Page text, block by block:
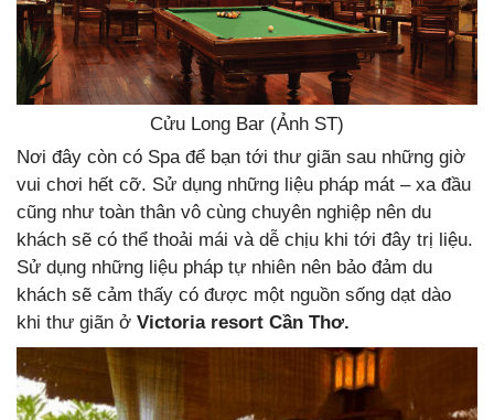
Cửu Long Bar (Ảnh ST)
Nơi đây còn có Spa để bạn tới thư giãn sau những giờ
vui chơi hết cỡ. Sử dụng những liệu pháp mát – xa đầu
cũng như toàn thân vô cùng chuyên nghiệp nên du
khách sẽ có thể thoải mái và dễ chịu khi tới đây trị liệu.
Sử dụng những liệu pháp tự nhiên nên bảo đảm du
khách sẽ cảm thấy có được một nguồn sống dạt dào
khi thư giãn ở Victoria resort Cần Thơ.